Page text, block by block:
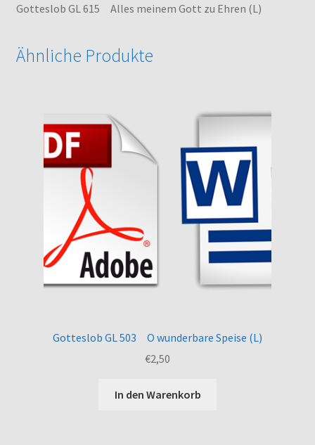
Gotteslob GL 615 Alles meinem Gott zu Ehren (L)
Ähnliche Produkte
Gotteslob GL 503 O wunderbare Speise (L)
€2,50
In den Warenkorb